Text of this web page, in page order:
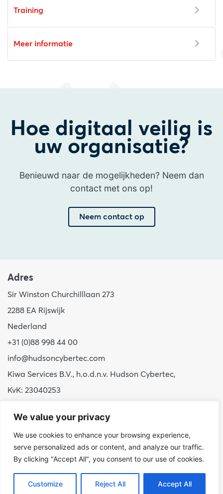
We value your privacy
We use cookies to enhance your browsing experience,
serve personalized ads or content, and analyze our traffic.
By clicking "Accept All", you consent to our use of cookies.
Customize Reject All Accept All
Training
Meer informatie
Hoe digitaal veilig is
uw organisatie?
Benieuwd naar de mogelijkheden? Neem dan
contact met ons op!
Neem contact op
Adres
Sir Winston Churchilllaan 273
2288 EA Rijswijk
Nederland
+31 (0)88 998 44 00
info@hudsoncybertec.com
Kiwa Services B.V., h.o.d.n.v. Hudson Cybertec,
KvK: 23040253
Over ons
Onze werkwijze
Voordelen Hudson Cybertec
Stage & afstuderen
Werken bij